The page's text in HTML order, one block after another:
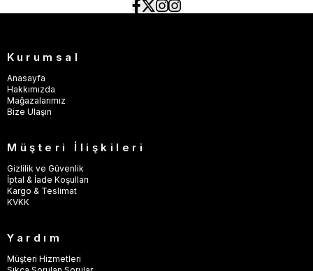
Kurumsal
Anasayfa
Hakkımızda
Mağazalarımız
Bize Ulaşın
Müşteri İlişkileri
Gizlilik ve Güvenlik
İptal & İade Koşulları
Kargo & Teslimat
KVKK
Yardım
Müşteri Hizmetleri